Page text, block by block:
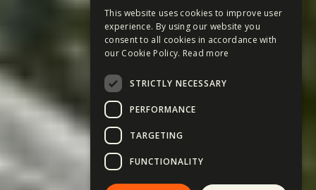
This website uses cookies to improve user
experience. By using our website you
consent to all cookies in accordance with
our Cookie Policy. Read more
STRICTLY NECESSARY
PERFORMANCE
TARGETING
FUNCTIONALITY